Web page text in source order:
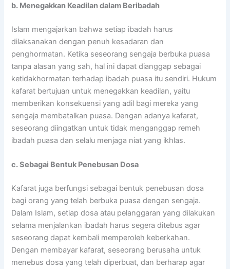
b. Menegakkan Keadilan dalam Beribadah
Islam mengajarkan bahwa setiap ibadah harus
dilaksanakan dengan penuh kesadaran dan
penghormatan. Ketika seseorang sengaja berbuka puasa
tanpa alasan yang sah, hal ini dapat dianggap sebagai
ketidakhormatan terhadap ibadah puasa itu sendiri. Hukum
kafarat bertujuan untuk menegakkan keadilan, yaitu
memberikan konsekuensi yang adil bagi mereka yang
sengaja membatalkan puasa. Dengan adanya kafarat,
seseorang diingatkan untuk tidak menganggap remeh
ibadah puasa dan selalu menjaga niat yang ikhlas.
c. Sebagai Bentuk Penebusan Dosa
Kafarat juga berfungsi sebagai bentuk penebusan dosa
bagi orang yang telah berbuka puasa dengan sengaja.
Dalam Islam, setiap dosa atau pelanggaran yang dilakukan
selama menjalankan ibadah harus segera ditebus agar
seseorang dapat kembali memperoleh keberkahan.
Dengan membayar kafarat, seseorang berusaha untuk
menebus dosa yang telah diperbuat, dan berharap agar